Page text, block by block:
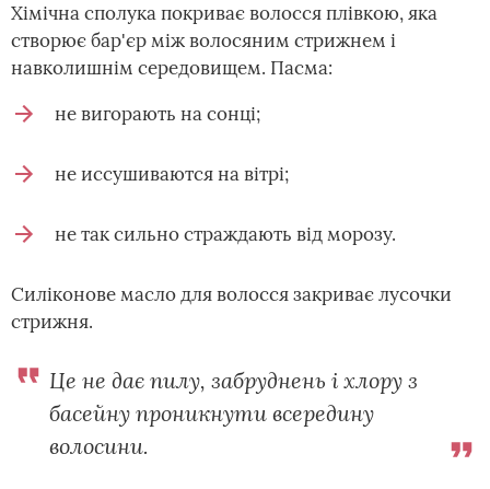
Хімічна сполука покриває волосся плівкою, яка
створює бар'єр між волосяним стрижнем і
навколишнім середовищем. Пасма:
не вигорають на сонці;
не иссушиваются на вітрі;
не так сильно страждають від морозу.
Силіконове масло для волосся закриває лусочки
стрижня.
Це не дає пилу, забруднень і хлору з
басейну проникнути всередину
волосини.